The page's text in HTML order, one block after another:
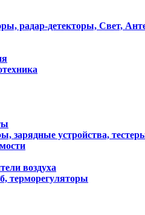
радар-детекторы, Свет,
зарядные устройства,
воздуха
терморегуляторы